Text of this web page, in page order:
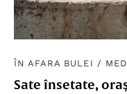
ÎN AFARA BULEI /
Sate însetate,